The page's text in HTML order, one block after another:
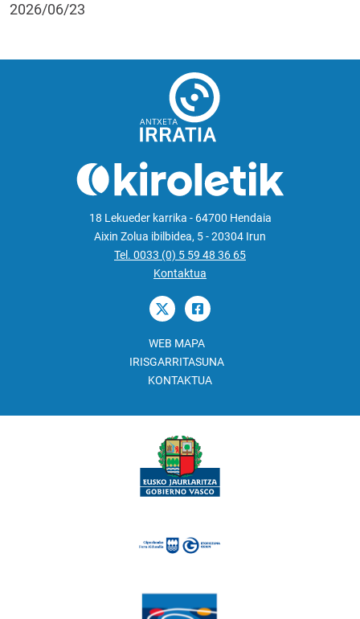
2026/06/23
18 Lekueder karrika - 64700 Hendaia
Aixin Zolua ibilbidea, 5 - 20304 Irun
Tel. 0033 (0) 5 59 48 36 65
Kontaktua
WEB MAPA
IRISGARRITASUNA
KONTAKTUA